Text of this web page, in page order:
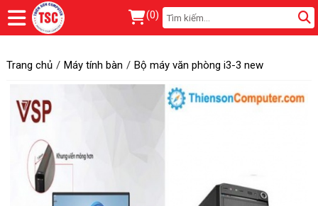
(0)
Trang chủ Máy tính bàn Bộ máy văn phòng i3-3 new